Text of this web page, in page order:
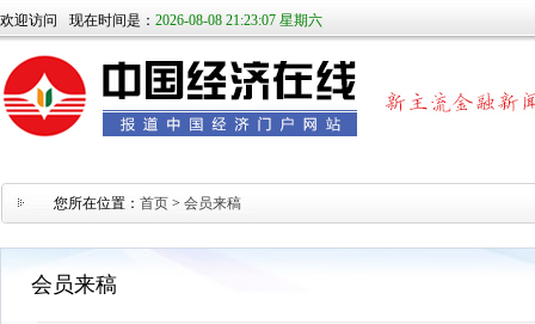
欢迎访问 现在时间是： 2026-08-08 21:23:07 星期六
您所在位置： 首页 > 会员来稿
会员来稿